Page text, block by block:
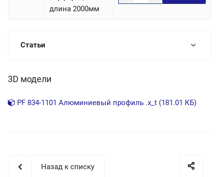
длина 2000мм
Статьи
3D модели
PF 834-1101 Алюминиевый профиль .x_t (181.01 КБ)
Назад к списку